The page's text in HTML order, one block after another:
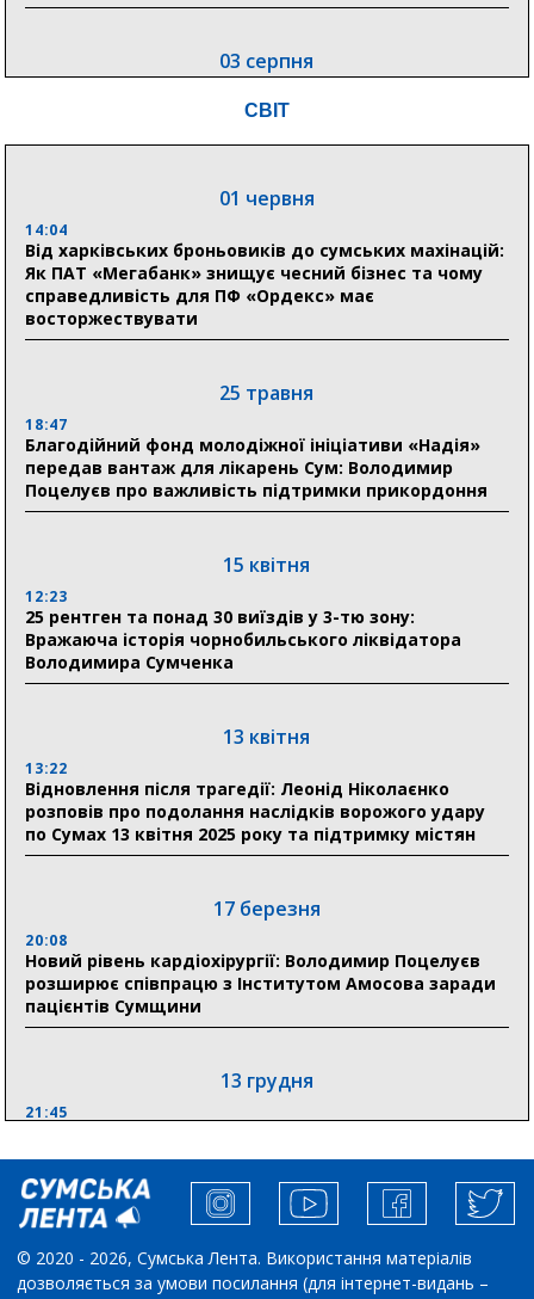
03 серпня
Романько розширює програму відпочинку дітей із
Ніколаєнко: у Сумах погодили 115 компенсацій на
відновлення житла майже на 6,6 млн грн
Сумщини пояснив, як отримати допомогу на зиму
17:52
«Укрексімбанк» припиняє виплату пенсій: у
Пенсійному фонді Сумщини пояснили, що робити
людям
відзнаки «Почесного громадянина міста Суми»
30 липня
Сумська клінічна лікарня Святого Пантелеймона
18:33
Олексій Романько долучився до обговорення Плану
стійкості Сумщини з Прем’єр-міністром
Місто посилює міжнародну співпрацю: Суми
отримали 12 потужних станцій для Пунктів обігріву
СВІТ
01 червня
14:04
Від харківських броньовиків до сумських махінацій:
Як ПАТ «Мегабанк» знищує чесний бізнес та чому
справедливість для ПФ «Ордекс» має
восторжествувати
25 травня
18:47
Благодійний фонд молодіжної ініціативи «Надія»
передав вантаж для лікарень Сум: Володимир
Поцелуєв про важливість підтримки прикордоння
15 квітня
12:23
25 рентген та понад 30 виїздів у 3-тю зону:
Вражаюча історія чорнобильського ліквідатора
Володимира Сумченка
13 квітня
13:22
Відновлення після трагедії: Леонід Ніколаєнко
розповів про подолання наслідків ворожого удару
по Сумах 13 квітня 2025 року та підтримку містян
17 березня
20:08
Новий рівень кардіохірургії: Володимир Поцелуєв
розширює співпрацю з Інститутом Амосова заради
пацієнтів Сумщини
13 грудня
21:45
збільшити завантаження стратегічних українських
виробників”, – нардеп Максим Гузенко
04 листопада
10:02
© 2020 - 2026, Сумська Лента. Використання матеріалів
дозволяється за умови посилання (для інтернет-видань –